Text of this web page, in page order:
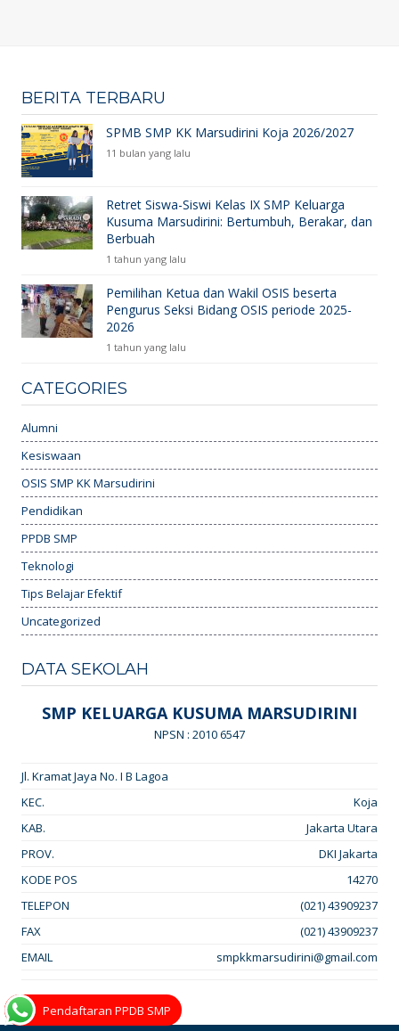
BERITA TERBARU
SPMB SMP KK Marsudirini Koja 2026/2027
11 bulan yang lalu
Retret Siswa-Siswi Kelas IX SMP Keluarga
Kusuma Marsudirini: Bertumbuh, Berakar, dan
Berbuah
1 tahun yang lalu
Pemilihan Ketua dan Wakil OSIS beserta
Pengurus Seksi Bidang OSIS periode 2025-
2026
1 tahun yang lalu
CATEGORIES
Alumni
Kesiswaan
OSIS SMP KK Marsudirini
Pendidikan
PPDB SMP
Teknologi
Tips Belajar Efektif
Uncategorized
DATA SEKOLAH
SMP KELUARGA KUSUMA MARSUDIRINI
NPSN : 2010 6547
Jl. Kramat Jaya No. I B Lagoa
KEC.
Koja
KAB.
Jakarta Utara
PROV.
DKI Jakarta
KODE POS
14270
TELEPON
(021) 43909237
FAX
(021) 43909237
EMAIL
smpkkmarsudirini@gmail.com
Pendaftaran PPDB SMP